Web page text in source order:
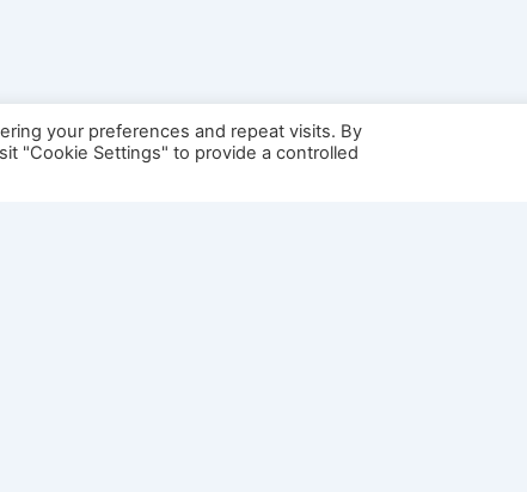
your preferences and repeat visits. By
"Cookie Settings" to provide a controlled